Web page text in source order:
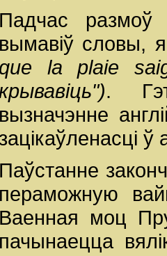
Падчас размоў
вымавіў словы,
que la plaie
.
вызначэнне
зацікаўленасці
Паўстанне
пераможную
Ваенная моц
пачынаецца